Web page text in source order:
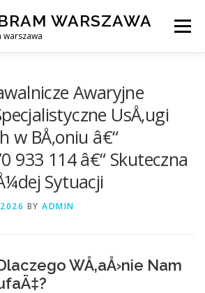
WARSZAWA
warszawa
Menu
BRAM BLOG
Awaryjne
UsÅ‚ugi
w BÅ‚oniu â€“
933 114 â€“ Skuteczna
Sytuacji
BY ADMIN
WÅ‚aÅ›nie Nam